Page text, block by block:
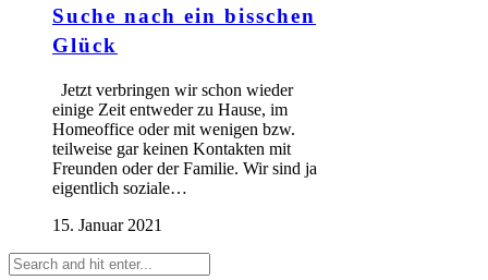
Suche nach ein bisschen
Glück
Jetzt verbringen wir schon wieder
einige Zeit entweder zu Hause, im
Homeoffice oder mit wenigen bzw.
teilweise gar keinen Kontakten mit
Freunden oder der Familie. Wir sind ja
eigentlich soziale…
15. Januar 2021